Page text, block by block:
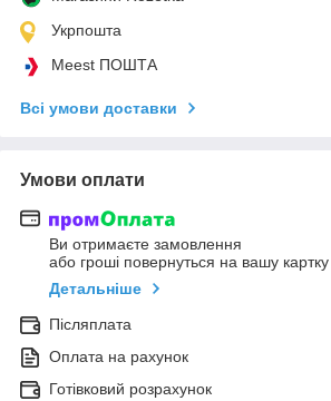
Укрпошта
Meest ПОШТА
Всі умови доставки
Умови оплати
Ви отримаєте замовлення
або гроші повернуться на вашу картку
Детальніше
Післяплата
Оплата на рахунок
Готівковий розрахунок